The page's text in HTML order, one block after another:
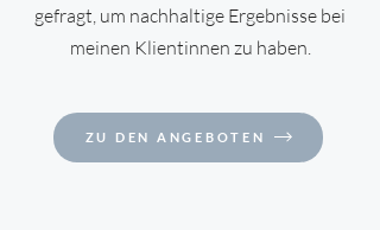
gefragt, um nachhaltige Ergebnisse bei
meinen Klientinnen zu haben.
ZU DEN ANGEBOTEN